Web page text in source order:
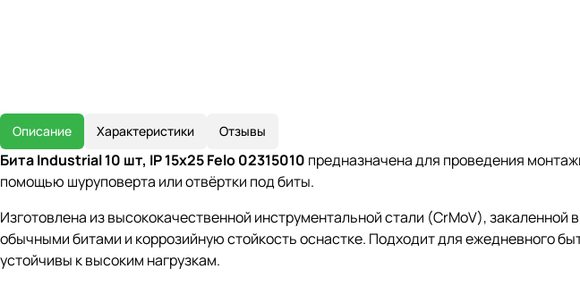
Описание Характеристики Отзывы
Бита Industrial 10 шт, IP 15x25 Felo 02315010 предназначена для проведения
помощью шуруповерта или отвёртки под биты.
Изготовлена из высококачественной инструментальной стали (CrMoV),
обычными битами и коррозийную стойкость оснастке. Подходит для ежедневного
устойчивы к высоким нагрузкам.